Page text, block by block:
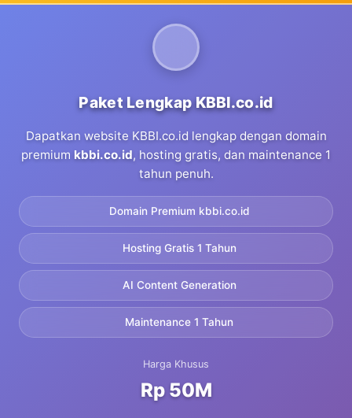
Paket Lengkap KBBI.co.id
Dapatkan website KBBI.co.id lengkap dengan domain
premium kbbi.co.id, hosting gratis, dan maintenance 1
tahun penuh.
Domain Premium kbbi.co.id
Hosting Gratis 1 Tahun
AI Content Generation
Maintenance 1 Tahun
Harga Khusus
Rp 50M